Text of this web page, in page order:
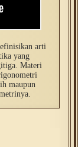
arti
yang
Materi
maupun